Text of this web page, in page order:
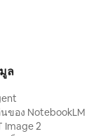
ล
ของ NotebookLM
Image 2